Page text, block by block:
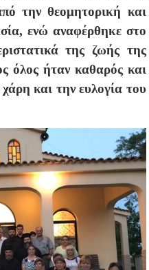
την θεομητορική και
ενώ αναφέρθηκε στο
της ζωής της
όλος ήταν καθαρός και
και την ευλογία του